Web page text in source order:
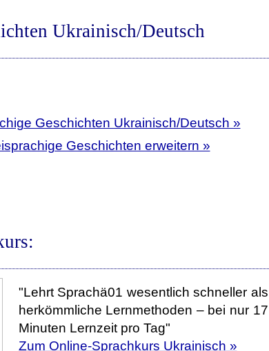
Ukrainisch/Deutsch
Geschichten Ukrainisch/Deutsch »
Geschichten erweitern »
"Lehrt Sprachä01 wesentlich schneller als
herkömmliche Lernmethoden – bei nur 17
Minuten Lernzeit pro Tag"
Zum Online-Sprachkurs Ukrainisch »